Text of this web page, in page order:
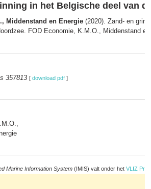
in het Belgische deel van
Middenstand en Energie (2020). Zand- en
FOD Economie, K.M.O., Middenstand
357813 [ download pdf ]
Marine Information System (IMIS) valt onder het VLIZ